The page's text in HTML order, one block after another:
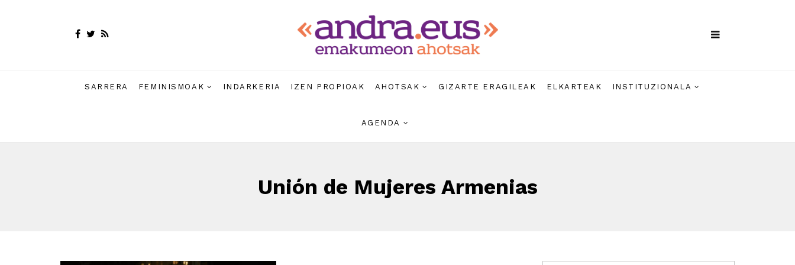
SARRERA FEMINISMOAK INDARKERIA IZEN PROPIOAK AHOTSAK GIZARTE ERAGILEAK ELKARTEAK INSTITUZIONALA
AGENDA
Unión de Mujeres Armenias